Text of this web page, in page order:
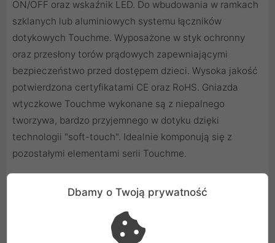
ON/OFF oraz wskaźnik LED. Do wbudowania w ramkach
szklanych lub aluminiowych systemu łączników
dotykowych Touchme. Wyposażone w styk ochronny
oraz przesłony torów prądowych zapewniającymi
bezpieczeństwo przed dostępem dzieci. Wysoka jakość
potwierdzona certyfikatami CE oraz RoHS. Gniazda
wtyczkowe Touchme wykonane są z niepalnego
tworzywa, bardzo przyjemnego w dotyku dzięki
technologii "soft-touch". Idealnie komponują się z
pozostałymi elementami serii Touchme.
Dbamy o Twoją prywatność